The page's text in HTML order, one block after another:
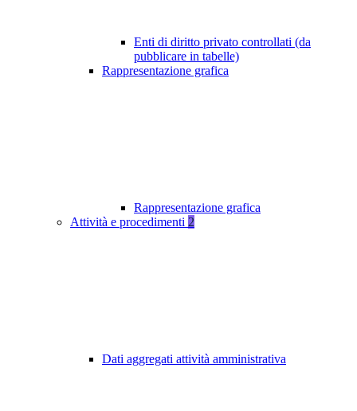
Enti di diritto privato controllati (da
pubblicare in tabelle)
Rappresentazione grafica
Rappresentazione grafica
Attività e procedimenti 2
Dati aggregati attività amministrativa